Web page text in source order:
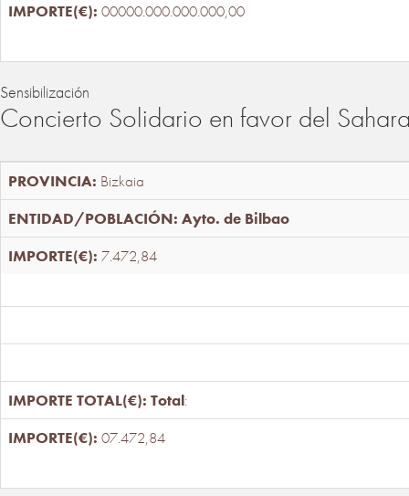
00000.000.000.000,00
Sensibilización
Concierto Solidario en favor del
Bizkaia
Ayto. de Bilbao
7.472,84
Total:
07.472,84